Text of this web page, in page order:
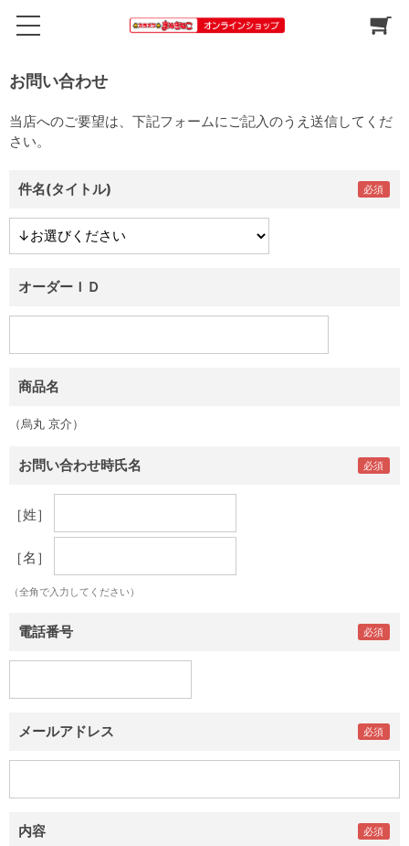
お問い合わせ
当店へのご要望は、下記フォームにご記入のうえ送信してくだ
さい。
件名(タイトル)
オーダーＩＤ
商品名
（烏丸 京介）
お問い合わせ時氏名
［姓］
［名］
（全角で入力してください）
電話番号
メールアドレス
内容